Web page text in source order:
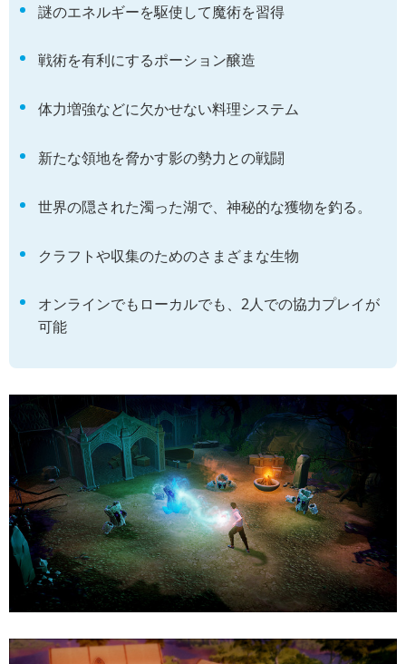
謎のエネルギーを駆使して魔術を習得
戦術を有利にするポーション醸造
体力増強などに欠かせない料理システム
新たな領地を脅かす影の勢力との戦闘
世界の隠された濁った湖で、神秘的な獲物を釣る。
クラフトや収集のためのさまざまな生物
オンラインでもローカルでも、2人での協力プレイが
可能